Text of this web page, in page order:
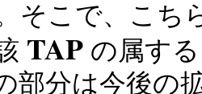
そこで、こち
TAP の属す
部分は今後の